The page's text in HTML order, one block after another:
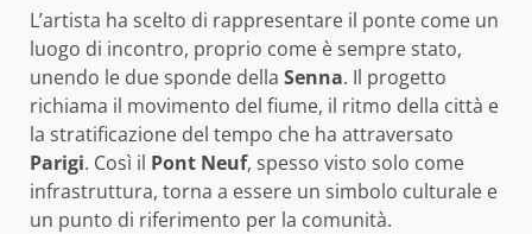
L’artista ha scelto di rappresentare il ponte come un
luogo di incontro, proprio come è sempre stato,
unendo le due sponde della Senna. Il progetto
richiama il movimento del fiume, il ritmo della città e
la stratificazione del tempo che ha attraversato
Parigi. Così il Pont Neuf, spesso visto solo come
infrastruttura, torna a essere un simbolo culturale e
un punto di riferimento per la comunità.